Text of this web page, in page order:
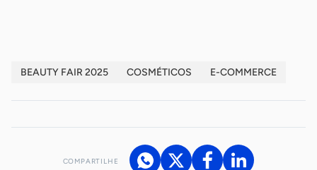
BEAUTY FAIR 2025 COSMÉTICOS E-COMMERCE
COMPARTILHE